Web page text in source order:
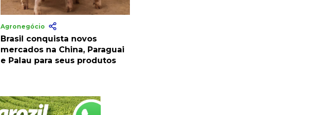
Agronegócio
Brasil conquista novos
mercados na China, Paraguai
e Palau para seus produtos